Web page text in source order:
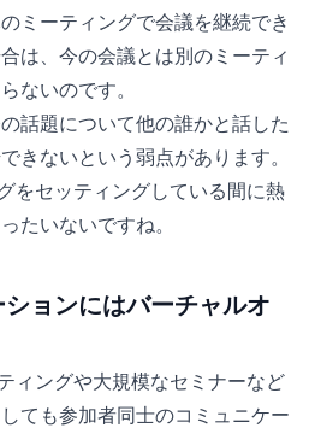
ミーティングで会議を継続でき
は、今の会議とは別のミーティ
ないのです。
話題について他の誰かと話した
きないという弱点があります。
をセッティングしている間に熱
たいないですね。
ョンにはバーチャルオ
ィングや大規模なセミナーなど
ても参加者同士のコミュニケー